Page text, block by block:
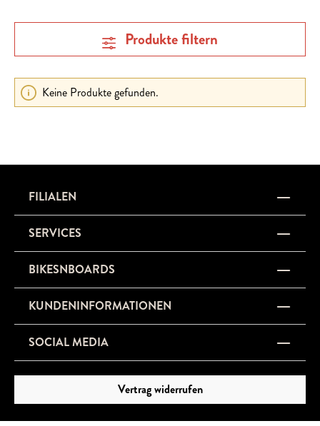
Produkte filtern
Keine Produkte gefunden.
FILIALEN
SERVICES
BIKESNBOARDS
KUNDENINFORMATIONEN
SOCIAL MEDIA
Vertrag widerrufen